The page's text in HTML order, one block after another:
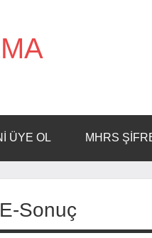
ÜYE OL MHRS
Sonuç